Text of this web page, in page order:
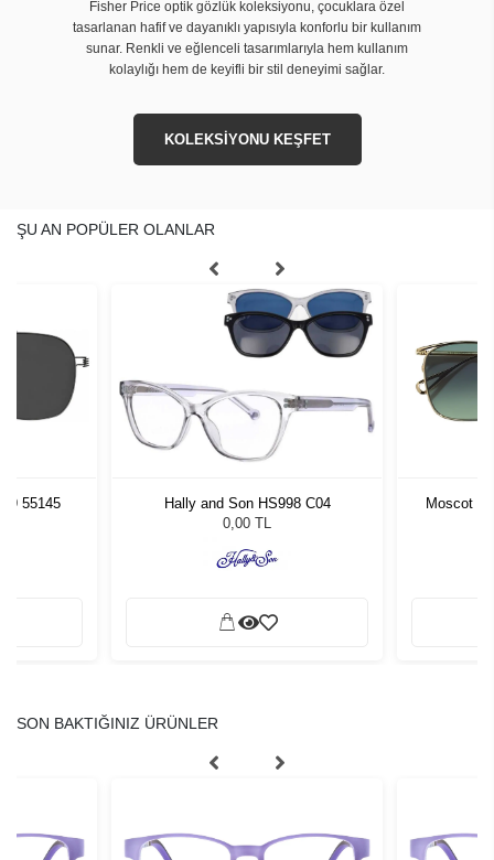
Fisher Price optik gözlük koleksiyonu, çocuklara özel
tasarlanan hafif ve dayanıklı yapısıyla konforlu bir kullanım
sunar. Renkli ve eğlenceli tasarımlarıyla hem kullanım
kolaylığı hem de keyifli bir stil deneyimi sağlar.
KOLEKSİYONU KEŞFET
ŞU AN POPÜLER OLANLAR
55145
Hally and Son HS998 C04
0,00 TL
Moscot
SON BAKTIĞINIZ ÜRÜNLER